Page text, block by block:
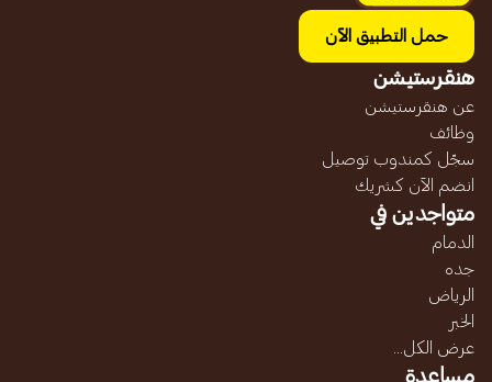
حمل التطبيق الآن
هنقرستيشن
عن هنقرستيشن
وظائف
سجّل كمندوب توصيل
انضم الآن كشريك
متواجدين في
الدمام
جده
الرياض
الخبر
عرض الكل...
مساعدة